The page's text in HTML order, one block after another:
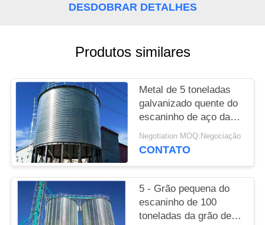
DESDOBRAR DETALHES
Produtos similares
Metal de 5 toneladas
galvanizado quente do
escaninho de aço da
grão de alimentação
para a planta seca do
Negotiation MOQ:Negociação
CONTATO
5 - Grão pequena do
escaninho de 100
toneladas da grão de